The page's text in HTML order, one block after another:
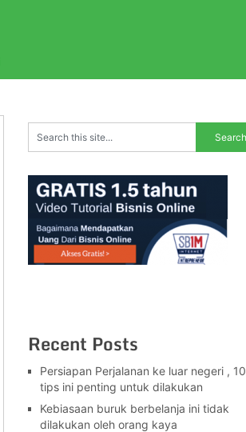
Recent Posts
Persiapan Perjalanan ke luar negeri , 10
tips ini penting untuk dilakukan
Kebiasaan buruk berbelanja ini tidak
dilakukan oleh orang kaya